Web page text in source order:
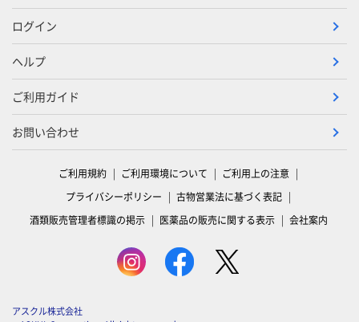
ログイン
ヘルプ
ご利用ガイド
お問い合わせ
ご利用規約 ご利用環境について
ご利用上の注意
プライバシーポリシー
古物営業法に基づく表記
酒類販売管理者標識の掲示
医薬品の販売に関する表示 会社案内
アスクル株式会社